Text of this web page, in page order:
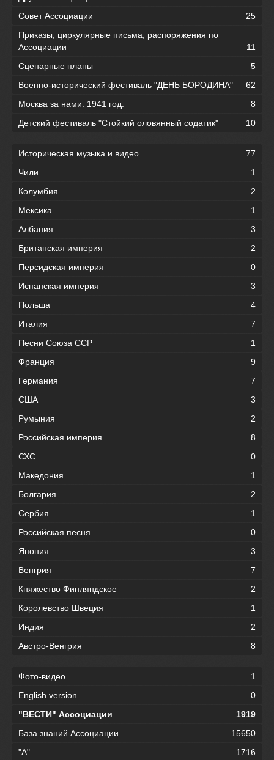
Совет Ассоциации
25
Приказы, циркулярные письма, распоряжения по
Ассоциации
11
Сценарные планы
5
Военно-исторический фестиваль "ДЕНЬ БОРОДИНА"
62
Москва за нами. 1941 год.
8
Детский фестиваль "Стойкий оловянный содатик"
10
Историческая музыка и видео
77
Чили
1
Колумбия
2
Мексика
1
Албания
3
Британская империя
2
Персидская империя
0
Испанская империя
3
Польша
4
Италия
7
Песни Союза ССР
1
Франция
9
Германия
7
США
3
Румыния
2
Российская империя
8
СХС
0
Македония
1
Болгария
2
Сербия
1
Российская песня
0
Япония
3
Венгрия
7
Княжество Финляндское
2
Королевство Швеция
1
Индия
2
Австро-Венгрия
8
Фото-видео
1
English version
0
"ВЕСТИ" Ассоциации
1919
База знаний Ассоциации
15650
"А"
1716